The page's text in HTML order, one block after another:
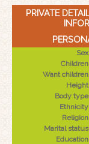
PRIVATE
Sex
Children
Want children
Height
Body type
Ethnicity
Religion
Marital status
Education